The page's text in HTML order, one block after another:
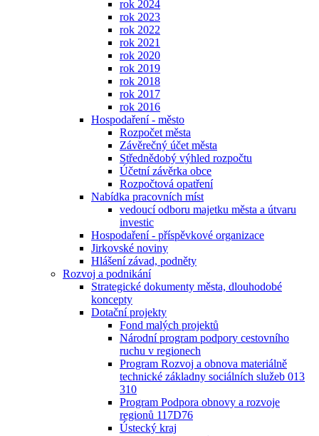
rok 2024
rok 2023
rok 2022
rok 2021
rok 2020
rok 2019
rok 2018
rok 2017
rok 2016
Hospodaření - město
Rozpočet města
Závěrečný účet města
Střednědobý výhled rozpočtu
Účetní závěrka obce
Rozpočtová opatření
Nabídka pracovních míst
vedoucí odboru majetku města a útvaru
investic
Hospodaření - příspěvkové organizace
Jirkovské noviny
Hlášení závad, podněty
Rozvoj a podnikání
Strategické dokumenty města, dlouhodobé
koncepty
Dotační projekty
Fond malých projektů
Národní program podpory cestovního
ruchu v regionech
Program Rozvoj a obnova materiálně
technické základny sociálních služeb 013
310
Program Podpora obnovy a rozvoje
regionů 117D76
Ústecký kraj